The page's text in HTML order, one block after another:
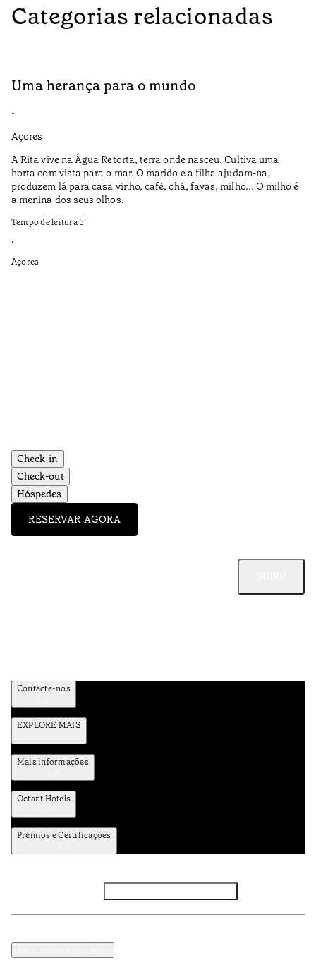
Categorias relacionadas
Uma herança para o mundo
•
Açores
A Rita vive na Água Retorta, terra onde nasceu. Cultiva uma
horta com vista para o mar. O marido e a filha ajudam-na,
produzem lá para casa vinho, café, chá, favas, milho... O milho é
a menina dos seus olhos.
Tempo de leitura5’
•
Açores
Check-in
Check-out
Hóspedes
RESERVAR AGORA
Contacte-nos
EXPLORE MAIS
Mais informações
Octant Hotels
Prémios e Certificações